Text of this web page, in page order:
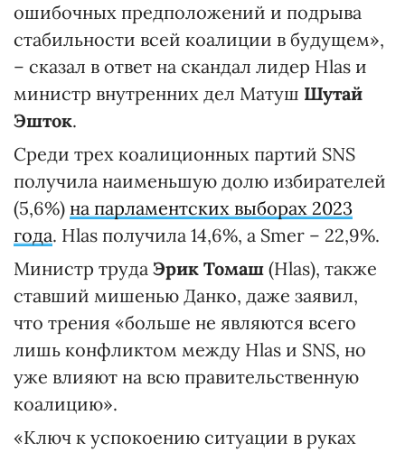
ошибочных предположений и подрыва
стабильности всей коалиции в будущем»,
– сказал в ответ на скандал лидер Hlas и
министр внутренних дел Матуш Шутай
Эшток.
Среди трех коалиционных партий SNS
получила наименьшую долю избирателей
(5,6%) на парламентских выборах 2023
года. Hlas получила 14,6%, а Smer – 22,9%.
Министр труда Эрик Томаш (Hlas), также
ставший мишенью Данко, даже заявил,
что трения «больше не являются всего
лишь конфликтом между Hlas и SNS, но
уже влияют на всю правительственную
коалицию».
«Ключ к успокоению ситуации в руках